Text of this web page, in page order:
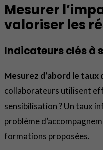
Mesurer
valoriser les
Indicateurs clés à
Mesurez d’abord le taux
collaborateurs utilisent
sensibilisation ? Un taux
problème
formations proposées.